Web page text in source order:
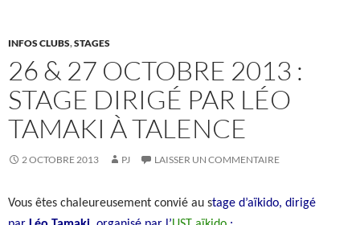
INFOS CLUBS,STAGES
26 & 27 OCTOBRE 2013 :
STAGE DIRIGÉ PAR LÉO
TAMAKI À TALENCE
2 OCTOBRE 2013 PJ LAISSER UN COMMENTAIRE
Vous êtes chaleureusement convié au stage d’aïkido, dirigé